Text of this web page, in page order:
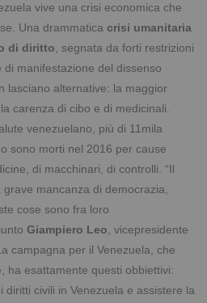
vive una crisi economica che
Una drammaticacrisi umanitaria
di diritto, segnata da forti restrizioni
manifestazione del dissenso
lasciano alternative: la maggior
carenza di cibo e di medicinali.
venezuelano, più di 11mila
sono morti nel 2016 per cause
di macchinari, di controlli.“Il
mancanza di democrazia,
cose sono fra loro
Giampiero Leo, vicepresidente
campagna per il Venezuela, che
ha esattamente questi obbiettivi:
civili in Venezuela e assistere la